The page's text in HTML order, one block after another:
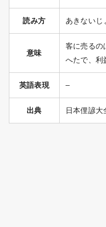
読み方 あきないじ
意味
客に売るの
へたで、利
英語表現 –
出典 日本俚諺大